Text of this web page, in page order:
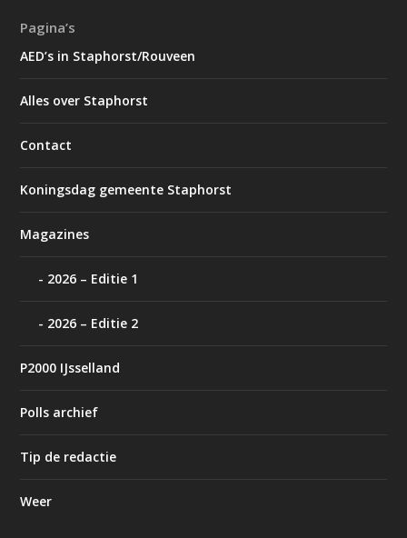
Pagina’s
AED’s in Staphorst/Rouveen
Alles over Staphorst
Contact
Koningsdag gemeente Staphorst
Magazines
2026 – Editie 1
2026 – Editie 2
P2000 IJsselland
Polls archief
Tip de redactie
Weer